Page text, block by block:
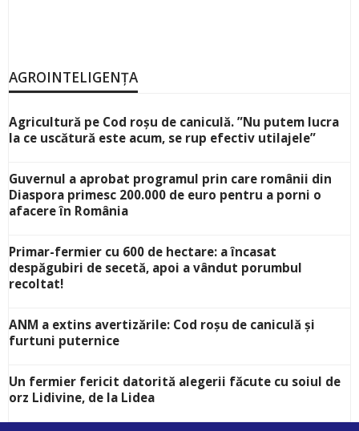
AGROINTELIGENȚA
Agricultură pe Cod roșu de caniculă. ”Nu putem lucra
la ce uscătură este acum, se rup efectiv utilajele”
Guvernul a aprobat programul prin care românii din
Diaspora primesc 200.000 de euro pentru a porni o
afacere în România
Primar-fermier cu 600 de hectare: a încasat
despăgubiri de secetă, apoi a vândut porumbul
recoltat!
ANM a extins avertizările: Cod roșu de caniculă și
furtuni puternice
Un fermier fericit datorită alegerii făcute cu soiul de
orz Lidivine, de la Lidea